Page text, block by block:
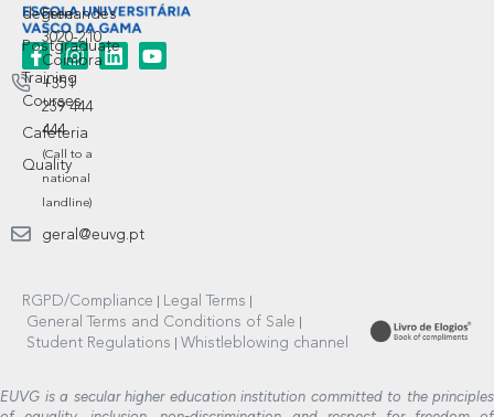
Fernandes
3020-210
Coimbra
+351
239 444
444
(Call to a
national
landline)
geral@euvg.pt
degree
Postgraduate
Training
Courses
Cafeteria
Quality
RGPD/Compliance
Legal Terms
General Terms and Conditions of Sale
Student Regulations
Whistleblowing channel
EUVG is a secular higher education institution committed to the principles